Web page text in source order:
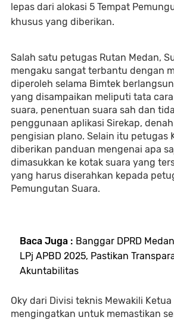
lepas dari alokasi 5 Tempat
khusus yang diberikan.
Salah satu petugas Rutan Medan,
mengaku sangat terbantu dengan
diperoleh selama Bimtek
yang disampaikan meliputi tata
suara, penentuan suara sah dan
penggunaan aplikasi Sirekap,
pengisian plano. Selain itu petugas
diberikan panduan mengenai apa
dimasukkan ke kotak suara yang
yang harus diserahkan kepada
Pemungutan Suara.
Baca Juga : Banggar DPRD
LPj APBD 2025, Pastikan
Akuntabilitas
Oky dari Divisi teknis Mewakili Ketua
mengingatkan untuk memastikan